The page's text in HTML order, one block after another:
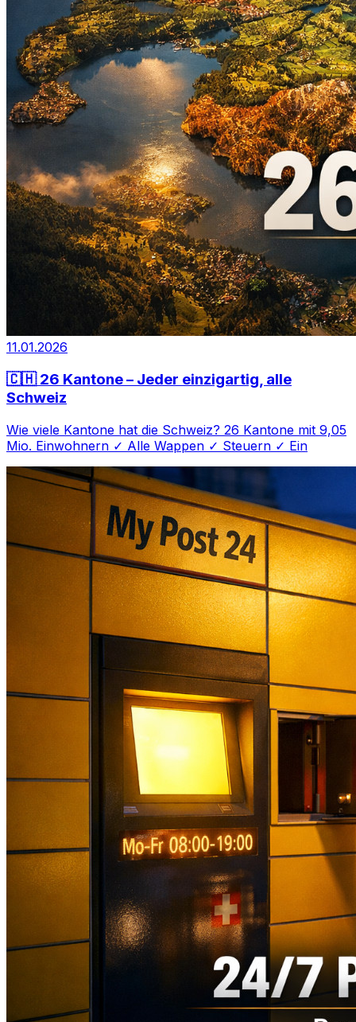
11.01.2026
🇨🇭 26 Kantone – Jeder einzigartig, alle
Schweiz
Wie viele Kantone hat die Schweiz? 26 Kantone mit 9,05
Mio. Einwohnern ✓ Alle Wappen ✓ Steuern ✓ Ein